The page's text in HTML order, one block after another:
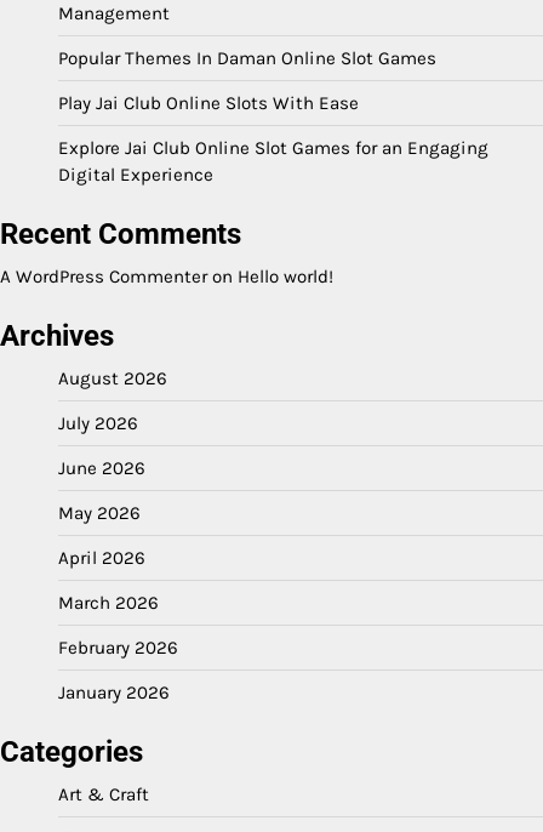
Management
Popular Themes In Daman Online Slot Games
Play Jai Club Online Slots With Ease
Explore Jai Club Online Slot Games for an Engaging
Digital Experience
Recent Comments
A WordPress Commenteron Hello world!
Archives
August 2026
July 2026
June 2026
May 2026
April 2026
March 2026
February 2026
January 2026
Categories
Art & Craft